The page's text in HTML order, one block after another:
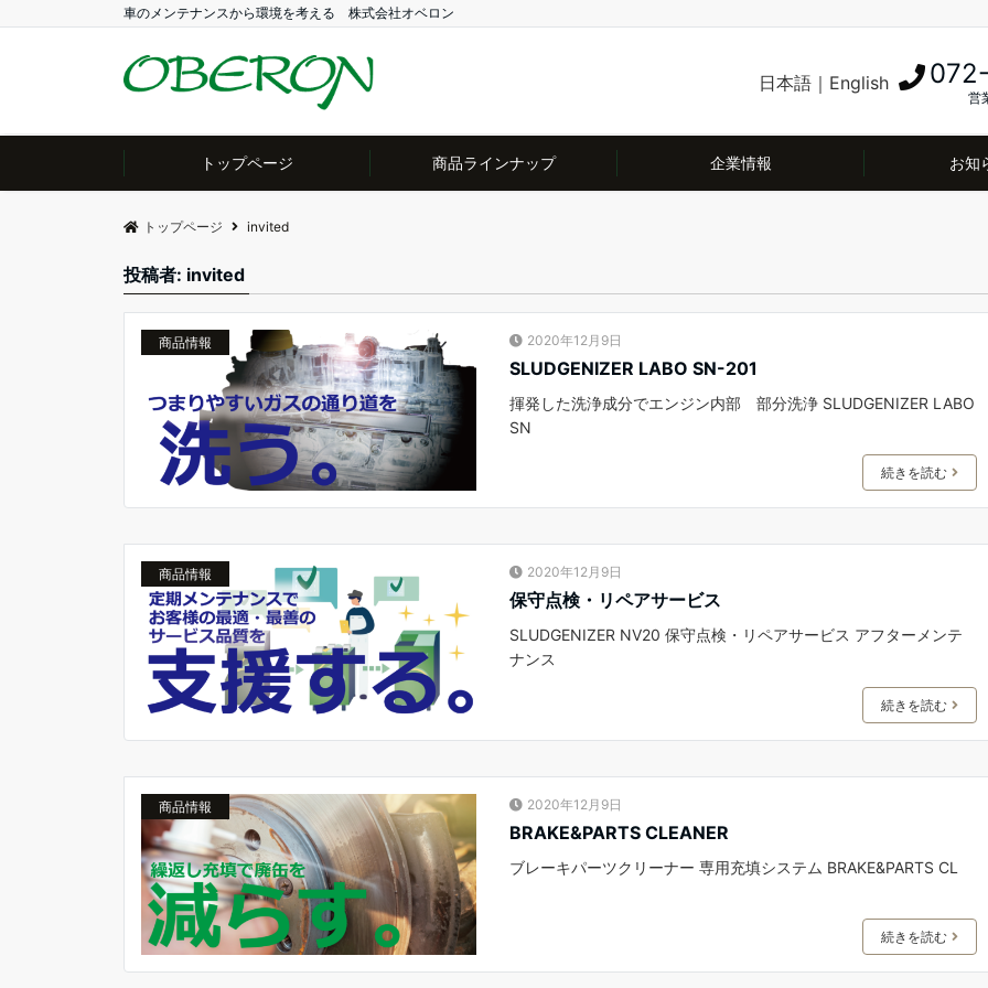
車のメンテナンスから環境を考える 株式会社オベロン
日本語｜ English
営
トップページ 商品ラインナップ 企業情報 お知
トップページ invited
投稿者: invited
商品情報 2020年12月9日
SLUDGENIZER LABO SN-201
揮発した洗浄成分でエンジン内部 部分洗浄 SLUDGENIZER LABO
SN
続きを読む
商品情報 2020年12月9日
保守点検・リペアサービス
SLUDGENIZER NV20 保守点検・リペアサービス アフターメンテ
ナンス
続きを読む
商品情報 2020年12月9日
BRAKE&PARTS CLEANER
ブレーキパーツクリーナー 専用充填システム BRAKE&PARTS CL
続きを読む